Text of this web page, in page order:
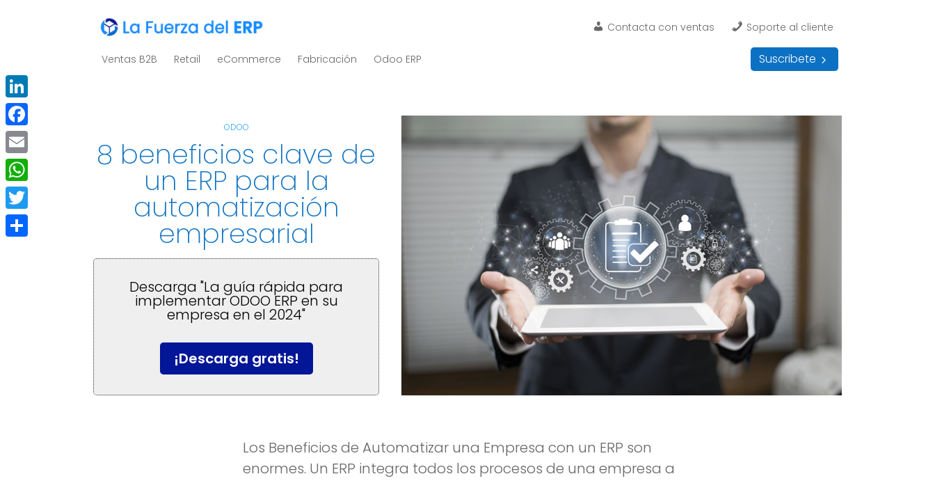
Contacta con ventas Soporte al cliente
Ventas B2B Retail eCommerce Fabricación Odoo ERP Suscribete
ODOO
8 beneficios clave de
un ERP para la
automatización
empresarial
Descarga "La guía rápida para
implementar ODOO ERP en su
empresa en el 2024"
¡Descarga gratis!
Los Beneficios de Automatizar una Empresa con un ERP son
enormes. Un ERP integra todos los procesos de una empresa a
LinkedIn
Facebook
Email
WhatsApp
Twitter